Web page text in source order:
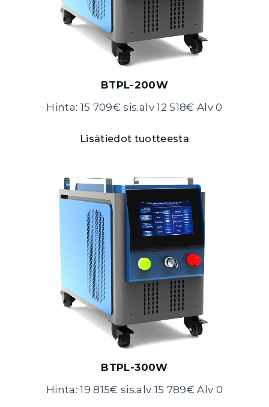
BTPL-200W
Hinta: 15 709€ sis.alv 12 518€ Alv 0
Lisätiedot tuotteesta
BTPL-300W
Hinta: 19 815€ sis.alv 15 789€ Alv 0